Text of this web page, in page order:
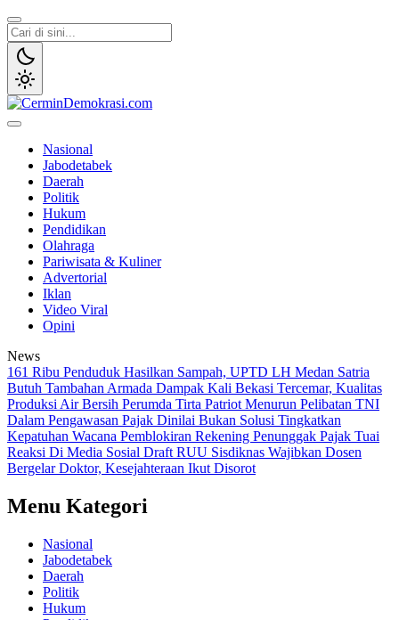
Lewati
ke
konten
Nasional
Jabodetabek
Daerah
Politik
Hukum
Pendidikan
Olahraga
Pariwisata & Kuliner
Advertorial
Iklan
Video Viral
Opini
News
161 Ribu Penduduk Hasilkan Sampah, UPTD LH Medan Satria
Butuh Tambahan Armada Dampak Kali Bekasi Tercemar, Kualitas
Produksi Air Bersih Perumda Tirta Patriot Menurun Pelibatan TNI
Dalam Pengawasan Pajak Dinilai Bukan Solusi Tingkatkan
Kepatuhan Wacana Pemblokiran Rekening Penunggak Pajak Tuai
Reaksi Di Media Sosial Draft RUU Sisdiknas Wajibkan Dosen
Bergelar Doktor, Kesejahteraan Ikut Disorot
Menu Kategori
Nasional
Jabodetabek
Daerah
Politik
Hukum